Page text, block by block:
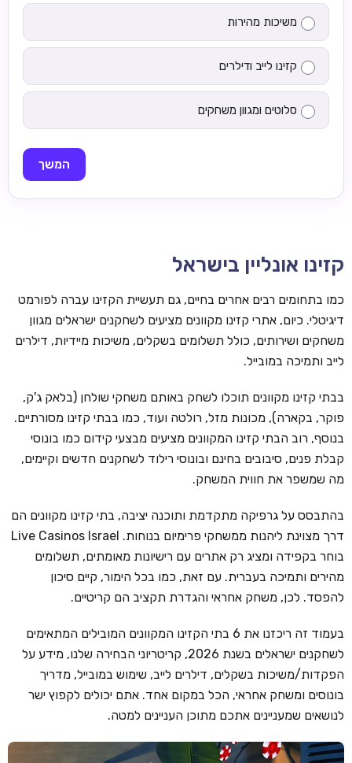
משיכות מהירות
קזינו לייב ודילרים
סלוטים ומגוון משחקים
המשך
קזינו אונליין בישראל
כמו בתחומים רבים אחרים בחיים, גם תעשיית הקזינו עברה לפורמט
דיגיטלי. כיום, אתרי קזינו מקוונים מציעים לשחקנים ישראלים מגוון
משחקים ושירותים, כולל תשלומים בשקלים, משיכות מיידיות, דילרים
לייב ותמיכה במובייל.
בבתי קזינו מקוונים תוכלו לשחק באותם משחקי שולחן (בלאק ג'ק,
פוקר, בקארה), מכונות מזל, רולטה ועוד, כמו בבתי קזינו מסורתיים.
בנוסף, רוב הבתי קזינו המקוונים מציעים מבצעי קידום כמו בונוסי
קבלת פנים, סיבובים בחינם ובונוסי רילוד לשחקנים חדשים וקיימים,
מה שמשפר את חווית המשחק.
בהתבסס על גרפיקה מתקדמת ותוכנה יציבה, בתי קזינו מקוונים הם
דרך מצוינת ליהנות ממשחקי פרימיום בנוחות. Live Casinos Israel
בוחר בקפידה ומציג רק אתרים עם רישיונות מאומתים, תשלומים
מהירים ותמיכה בעברית. עם זאת, כמו בכל הימור, קיים סיכון
להפסד. לכן, משחק אחראי והגדרת תקציב הם קריטיים.
בעמוד זה ריכזנו את 6 בתי הקזינו המקוונים המובילים המתאימים
לשחקנים ישראלים בשנת 2026, קריטריוני הבחירה שלנו, מידע על
הפקדות/משיכות בשקלים, דילרים לייב, שימוש במובייל, מדריך
בונוסים ומשחק אחראי, הכל במקום אחד. אתם יכולים לקפוץ ישר
לנושאים שמעניינים אתכם מתוכן העניינים למטה.